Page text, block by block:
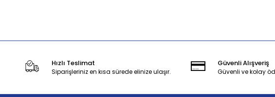
Hızlı Teslimat
Siparişleriniz en kısa sürede elinize ulaşır.
Güvenli Alışveriş
Güvenli ve kolay